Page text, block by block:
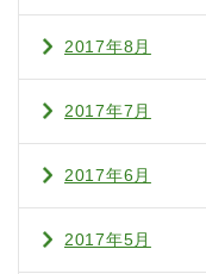
2017年8月
2017年7月
2017年6月
2017年5月